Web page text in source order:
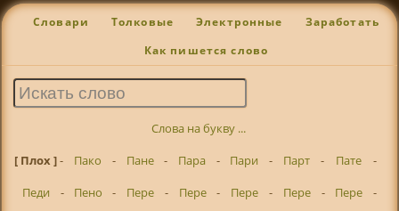
Словари Толковые Электронные Заработать
Как пишется слово
Слова на букву ...
[ Плох ]- Пако - Пане - Пара - Пари - Парт - Пате
-
Педи
- Пено - Пере - Пере - Пере - Пере - Пере
-